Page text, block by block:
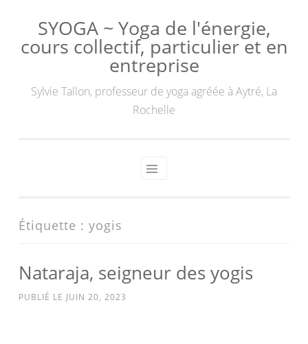
SYOGA ~ Yoga de l'énergie,
cours collectif, particulier et en
entreprise
Sylvie Tallon, professeur de yoga agréée à Aytré, La
Rochelle
Étiquette : yogis
Nataraja, seigneur des yogis
PUBLIÉ LE JUIN 20, 2023